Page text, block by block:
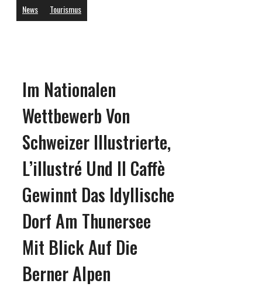
News Tourismus
Im Nationalen
Wettbewerb Von
Schweizer Illustrierte,
L’illustré Und Il Caffè
Gewinnt Das Idyllische
Dorf Am Thunersee
Mit Blick Auf Die
Berner Alpen